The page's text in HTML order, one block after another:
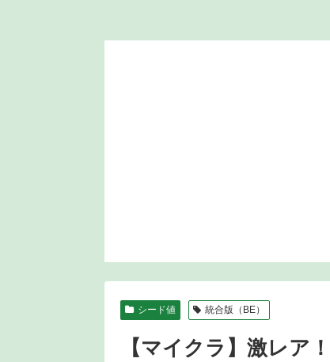
シード値 統合版（BE）
【マイクラ】激レア